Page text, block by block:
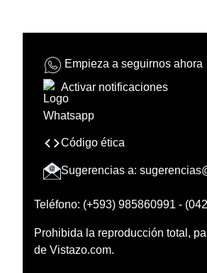
Empieza a seguirnos ahora
Activar notificaciones
Código ética
Sugerencias a:
Teléfono: (+593) 985860991 -
Prohibida la reproducción total,
de Vistazo.com.